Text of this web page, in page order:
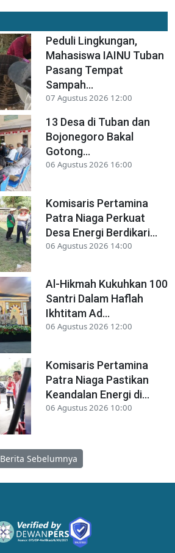
Peduli Lingkungan,
Mahasiswa IAINU Tuban
Pasang Tempat
Sampah...
07 Agustus 2026 12:00
13 Desa di Tuban dan
Bojonegoro Bakal
Gotong...
06 Agustus 2026 16:00
Komisaris Pertamina
Patra Niaga Perkuat
Desa Energi Berdikari...
06 Agustus 2026 14:00
Al-Hikmah Kukuhkan 100
Santri Dalam Haflah
Ikhtitam Ad...
06 Agustus 2026 12:00
Komisaris Pertamina
Patra Niaga Pastikan
Keandalan Energi di...
06 Agustus 2026 10:00
Berita Sebelumnya